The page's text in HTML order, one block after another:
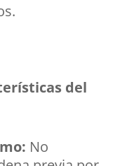
del
No